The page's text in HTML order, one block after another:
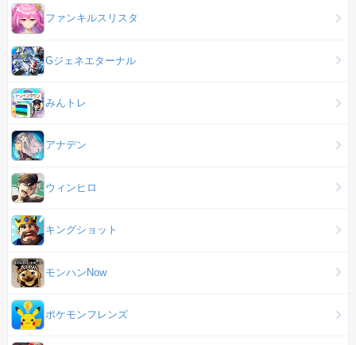
ファンキルスリスタ
Gジェネエターナル
みんトレ
アナデン
ウィンヒロ
キングショット
モンハンNow
ポケモンフレンズ